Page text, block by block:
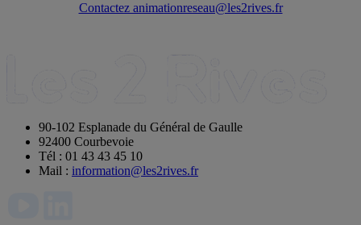
Contactez animationreseau@les2rives.fr
90-102 Esplanade du Général de Gaulle
92400 Courbevoie
Tél : 01 43 43 45 10
Mail : information@les2rives.fr